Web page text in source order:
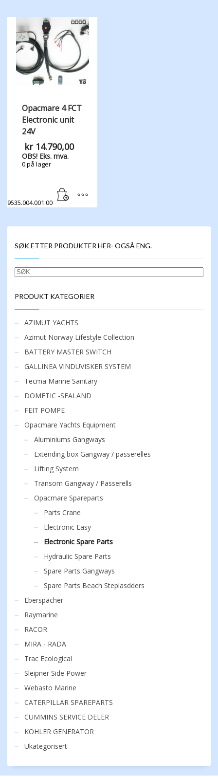
Opacmare 4 FCT
Electronic unit
24V
kr14.790,00
OBS! Eks. mva.
0 på lager
9535.004.001.00
SØK ETTER PRODUKTER HER- OGSÅ ENG.
SØK
PRODUKT KATEGORIER
AZIMUT YACHTS
Azimut Norway Lifestyle Collection
BATTERY MASTER SWITCH
GALLINEA VINDUVISKER SYSTEM
Tecma Marine Sanitary
DOMETIC -SEALAND
FEIT POMPE
Opacmare Yachts Equipment
Aluminiums Gangways
Extending box Gangway / passerelles
Lifting System
Transom Gangway / Passerells
Opacmare Spareparts
Parts Crane
Electronic Easy
Electronic Spare Parts
Hydraulic Spare Parts
Spare Parts Gangways
Spare Parts Beach Steplasdders
Eberspächer
Raymarine
RACOR
MIRA - RADA
Trac Ecological
Sleipner Side Power
Webasto Marine
CATERPILLAR SPAREPARTS
CUMMINS SERVICE DELER
KOHLER GENERATOR
Ukategorisert